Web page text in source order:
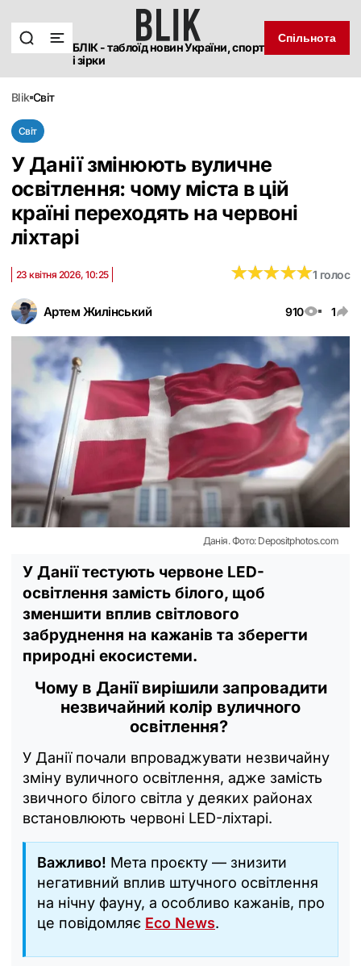
БЛІК - таблоїд новин України, спорт
і зірки
Спільнота
blik світ
Світ
У Данії змінюють вуличне
освітлення: чому міста в цій
країні переходять на червоні
ліхтарі
Артем Жилінський 910 1
23 квітня 2026, 10:25 ★★★★★
★★★★★1 голос
Данія. Фото: Depositphotos.com
У Данії тестують червоне LED-
освітлення замість білого, щоб
зменшити вплив світлового
забруднення на кажанів та зберегти
природні екосистеми.
Чому в Данії вирішили запровадити
незвичайний колір вуличного
освітлення?
У Данії почали впроваджувати незвичайну
зміну вуличного освітлення, адже замість
звичного білого світла у деяких районах
встановлюють червоні LED-ліхтарі.
Важливо! Мета проєкту — знизити
негативний вплив штучного освітлення
на нічну фауну, а особливо кажанів, про
це повідомляє Eco News.